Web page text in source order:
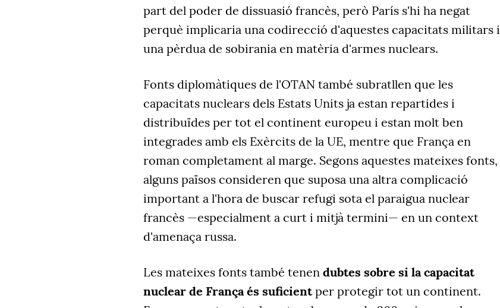
part del poder de dissuasió francès, però París s'hi ha negat
perquè implicaria una codirecció d'aquestes capacitats militars i
una pèrdua de sobirania en matèria d'armes nuclears.
Fonts diplomàtiques de l'OTAN també subratllen que les
capacitats nuclears dels Estats Units ja estan repartides i
distribuïdes per tot el continent europeu i estan molt ben
integrades amb els Exèrcits de la UE, mentre que França en
roman completament al marge. Segons aquestes mateixes fonts,
alguns països consideren que suposa una altra complicació
important a l'hora de buscar refugi sota el paraigua nuclear
francès —especialment a curt i mitjà termini— en un context
d'amenaça russa.
Les mateixes fonts també tenen dubtes sobre si la capacitat
nuclear de França és suficientper protegir tot un continent.